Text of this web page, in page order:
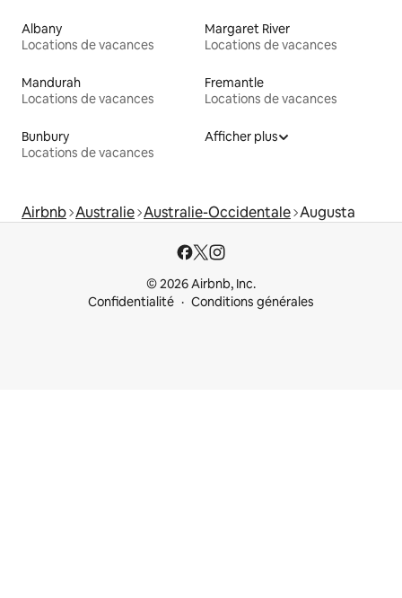
Albany
Locations de vacances
Margaret River
Locations de vacances
Mandurah
Locations de vacances
Fremantle
Locations de vacances
Bunbury
Locations de vacances
Afficher plus
Airbnb Australie Australie-Occidentale Augusta
© 2026 Airbnb, Inc.
Confidentialité
Conditions générales